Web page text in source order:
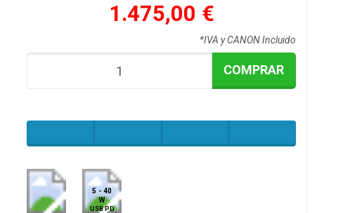
1.475,00 €
*IVA y CANON Incluido
COMPRAR
5 - 40
W
USB PD